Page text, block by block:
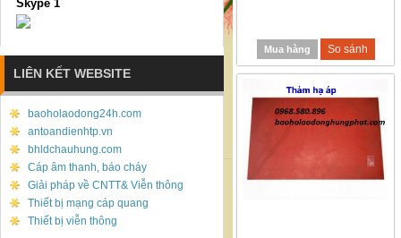
Mua hàng So sánh
Skype 1
LIÊN KẾT WEBSITE
baoholaodong24h.com
antoandienhtp.vn
bhldchauhung.com
Cáp âm thanh, báo cháy
Giải pháp về CNTT& Viễn thông
Thiết bị mạng cáp quang
Thiết bị viễn thông